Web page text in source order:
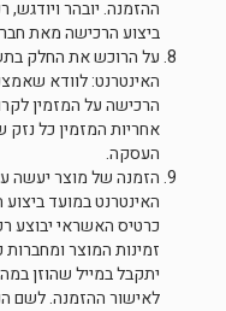
ההזמנה. יובהר
ביצוע הרכישה מאת
על הרוכש את החלק
האינטרנט: לוודא
הרכישה על המזמין
אחריות המזמין כל
העסקה.
הזמנה של מוצר יעשה
האינטרנט במועד
כרטיס האשראי יבוצע
זמינות המוצר
יתקבל במייל שהוזן
לאישור ההזמנה. לשם